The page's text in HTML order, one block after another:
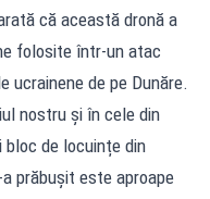
că această dronă a
folosite într-un atac
de pe Dunăre.
nostru și în cele din
de locuințe din
prăbușit este aproape